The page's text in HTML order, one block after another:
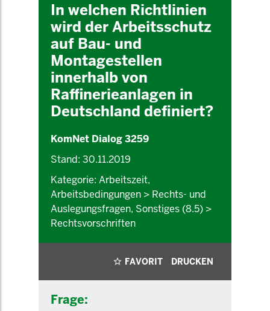
In welchen Richtlinien
wird der Arbeitsschutz
auf Bau- und
Montagestellen
innerhalb von
Raffinerieanlagen in
Deutschland definiert?
KomNet Dialog 3259
Stand: 30.11.2019
Kategorie: Arbeitszeit,
Arbeitsbedingungen > Rechts- und
Auslegungsfragen, Sonstiges (8.5) >
Rechtsvorschriften
FAVORIT DRUCKEN
Frage: